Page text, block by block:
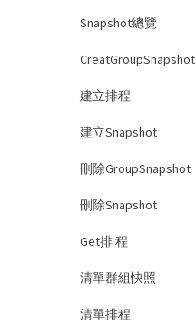
Snapshot總覽
CreatGroupSnapshot
建立排程
建立Snapshot
刪除GroupSnapshot
刪除Snapshot
Get排 程
清單群組快照
清單排程